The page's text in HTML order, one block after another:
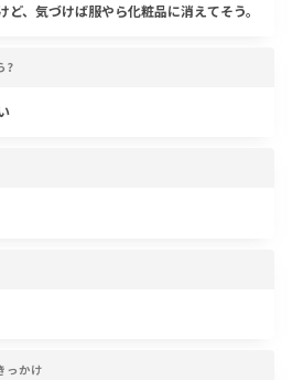
、気づけば服やら化粧品に消えてそう。
?
っかけ